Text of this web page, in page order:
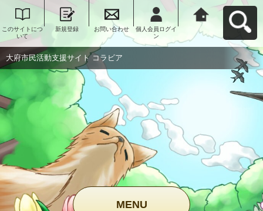
このサイトにつ
いて
新規登録 お問い合わせ
個人会員ログイ
ン
大府市民活動支
援サイト コラビ
アへ戻る
大府市民活動支援サイト コラビア
MENU